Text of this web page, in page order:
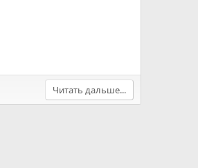
Читать дальше...